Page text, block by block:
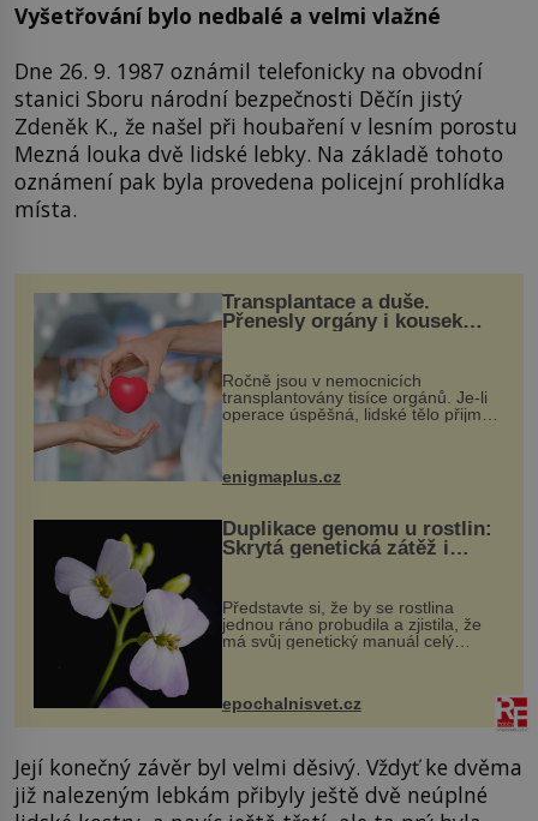
Vyšetřování bylo nedbalé a velmi vlažné
Dne 26. 9. 1987 oznámil telefonicky na obvodní
stanici Sboru národní bezpečnosti Děčín jistý
Zdeněk K., že našel při houbaření v lesním porostu
Mezná louka dvě lidské lebky. Na základě tohoto
oznámení pak byla provedena policejní prohlídka
místa.
Transplantace a duše.
Přenesly orgány i kousek
Ročně jsou v nemocnicích
transplantovány tisíce orgánů. Je-li
operace úspěšná, lidské tělo přijme
enigmaplus.cz
Duplikace genomu u rostlin:
Skrytá genetická zátěž i
Představte si, že by se rostlina
jednou ráno probudila a zjistila, že
má svůj genetický manuál celý
vstupenka...
epochalnisvet.cz
Její konečný závěr byl velmi děsivý. Vždyť ke dvěma
již nalezeným lebkám přibyly ještě dvě neúplné